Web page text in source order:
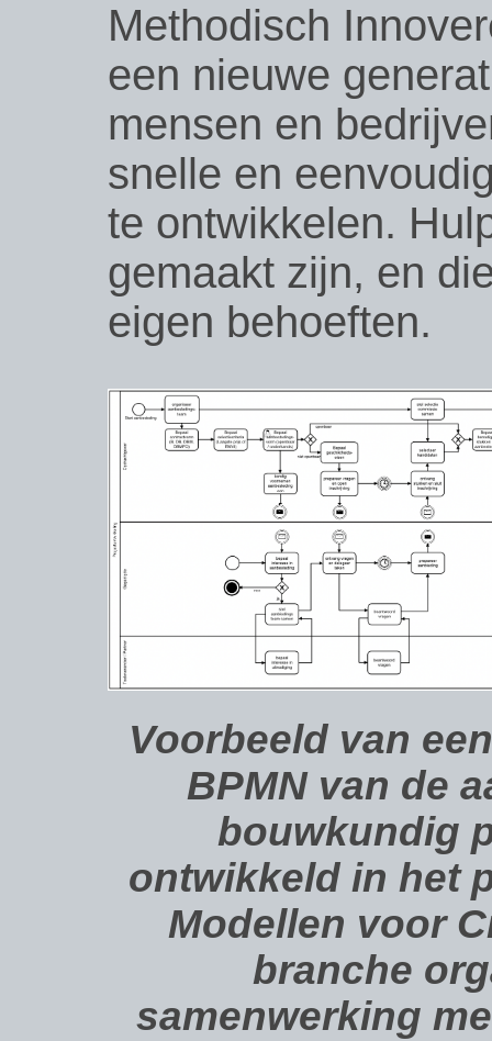
Methodisch
een nieuwe
mensen en
snelle en
te ontwikkelen.
gemaakt zijn, en
eigen behoeften.
Voorbeeld van
BPMN van de
bouwkundig
ontwikkeld in het
Modellen voor
branche
samenwerking